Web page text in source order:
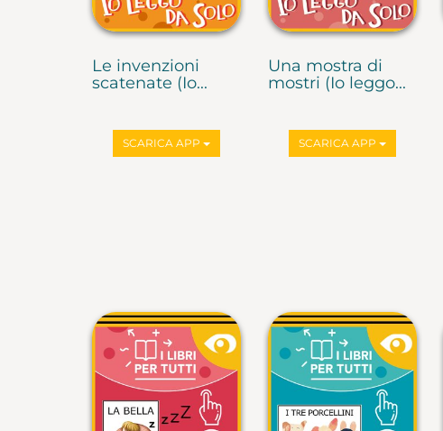
Le invenzioni
scatenate (Io...
SCARICA APP
Una mostra di
mostri (Io leggo...
SCARICA APP